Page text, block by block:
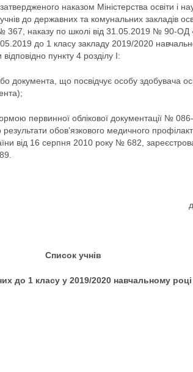
наказом Міністерства освіти і
до державних та комунальних закладів
№ 367, наказу по школі від 31.05.2019 № 90-
до 1 класу закладу 2019/2020
пункту 4 розділу І:
документа, що посвідчує особу здобувача
первинної облікової документації №
результати обов’язкового медичного
від 16 серпня 2010 року № 682,
Список учнів
до 1 класу у 2019/2020 навчальному році